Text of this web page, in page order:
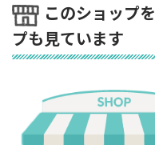
このショップ
プも見ています